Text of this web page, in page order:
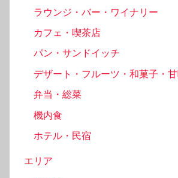
ラウンジ・バー・ワイナリー
カフェ・喫茶店
パン・サンドイッチ
デザート・フルーツ・和菓子・
弁当・総菜
機内食
ホテル・民宿
エリア